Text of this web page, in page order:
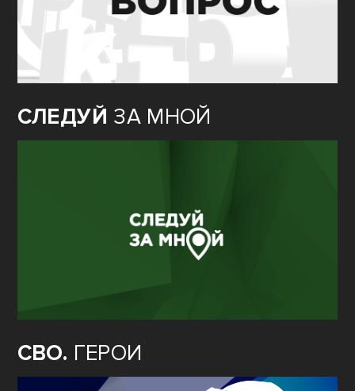
СЛЕДУЙ ЗА МНОЙ
СВО. ГЕРОИ